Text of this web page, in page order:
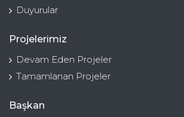
Duyurular
Projelerimiz
Devam Eden Projeler
Tamamlanan Projeler
Başkan